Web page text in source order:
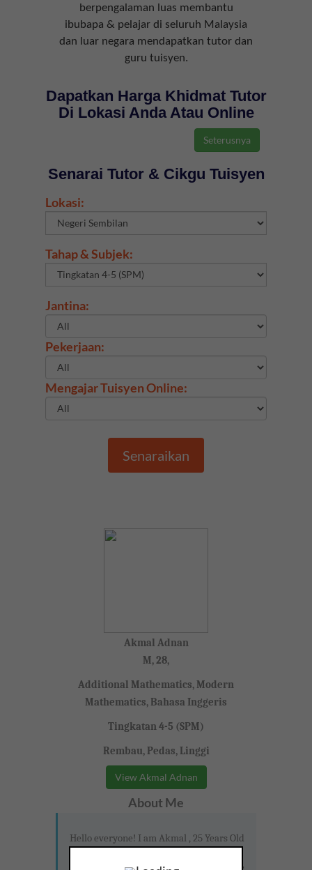
berpengalaman luas membantu
ibubapa & pelajar di seluruh Malaysia
dan luar negara mendapatkan tutor dan
guru tuisyen.
Dapatkan Harga Khidmat Tutor
Di Lokasi Anda Atau Online
Senarai Tutor & Cikgu Tuisyen
Lokasi:
Tahap & Subjek:
Jantina:
Pekerjaan:
Mengajar Tuisyen Online:
Senaraikan
Akmal Adnan
M, 28,
Additional Mathematics, Modern
Mathematics, Bahasa Inggeris
Tingkatan 4-5 (SPM)
Rembau, Pedas, Linggi
View Akmal Adnan
About Me
Hello everyone! I am Akmal , 25 Years Old
Kebangsaan Malaysia. I am keen to share